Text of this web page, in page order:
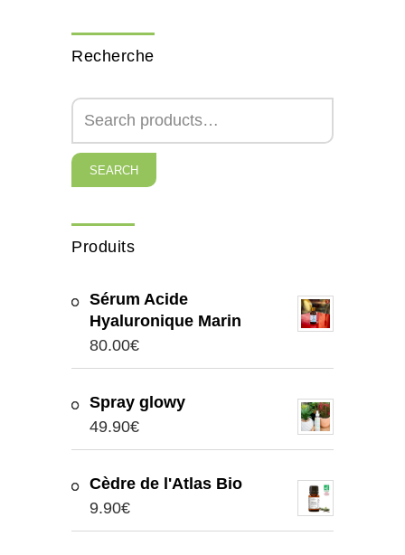
Recherche
SEARCH
Produits
Sérum Acide
Hyaluronique Marin
80.00€
Spray glowy
49.90€
Cèdre de l'Atlas Bio
9.90€